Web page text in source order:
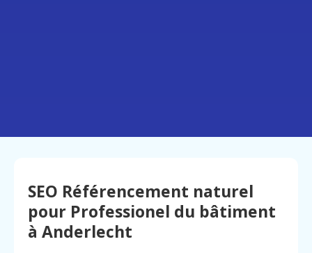
SEO Référencement naturel
pour Professionel du bâtiment
à Anderlecht